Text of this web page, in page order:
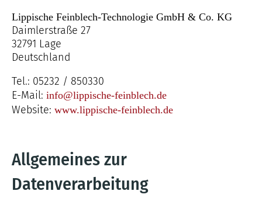
Lippische Feinblech-Technologie GmbH & Co. KG
Daimlerstraße 27
32791 Lage
Deutschland
Tel.: 05232 / 850330
E-Mail: info@lippische-feinblech.de
Website: www.lippische-feinblech.de
Allgemeines zur
Datenverarbeitung